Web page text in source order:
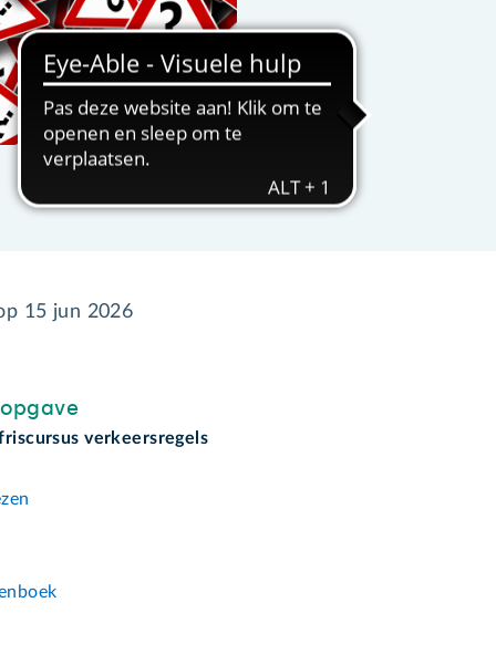
15 jun 2026
verkeersregels